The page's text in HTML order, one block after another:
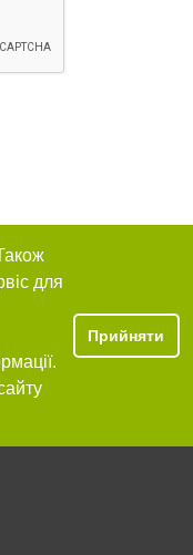
для
Прийняти